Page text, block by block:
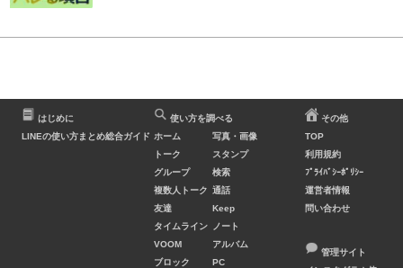
はじめに
LINEの使い方まとめ総合ガイド
使い方を調べる
ホーム
トーク
グループ
複数人トーク
友達
タイムライン
VOOM
ブロック
写真・画像
スタンプ
検索
通話
Keep
ノート
アルバム
PC
その他
TOP
利用規約
ﾌﾟﾗｲﾊﾞｼｰﾎﾟﾘｼｰ
運営者情報
問い合わせ
管理サイト